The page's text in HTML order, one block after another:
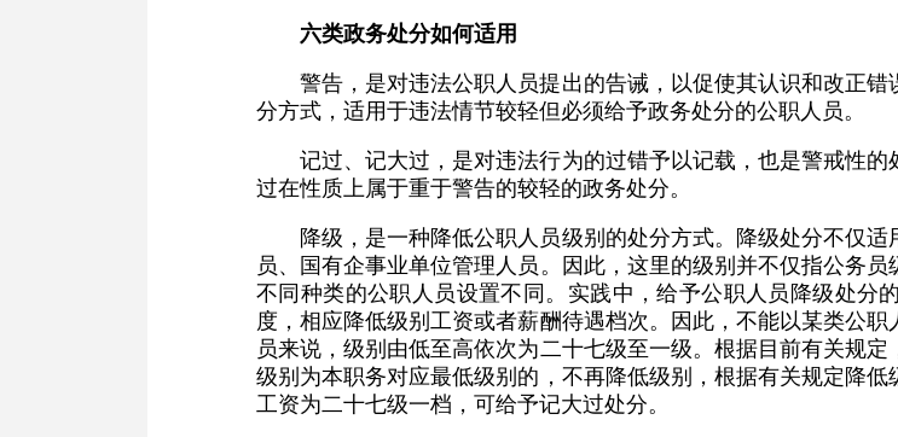
六类政务处分如何适用
警告，是对违法公职人员提出的告诫，以促使其认识和改正
分方式，适用于违法情节较轻但必须给予政务处分的公职人员。
记过、记大过，是对违法行为的过错予以记载，也是警戒性
过在性质上属于重于警告的较轻的政务处分。
降级，是一种降低公职人员级别的处分方式。降级处分不仅
员、国有企事业单位管理人员。因此，这里的级别并不仅指公务
不同种类的公职人员设置不同。实践中，给予公职人员降级处分
度，相应降低级别工资或者薪酬待遇档次。因此，不能以某类公
员来说，级别由低至高依次为二十七级至一级。根据目前有关规
级别为本职务对应最低级别的，不再降低级别，根据有关规定降
工资为二十七级一档，可给予记大过处分。